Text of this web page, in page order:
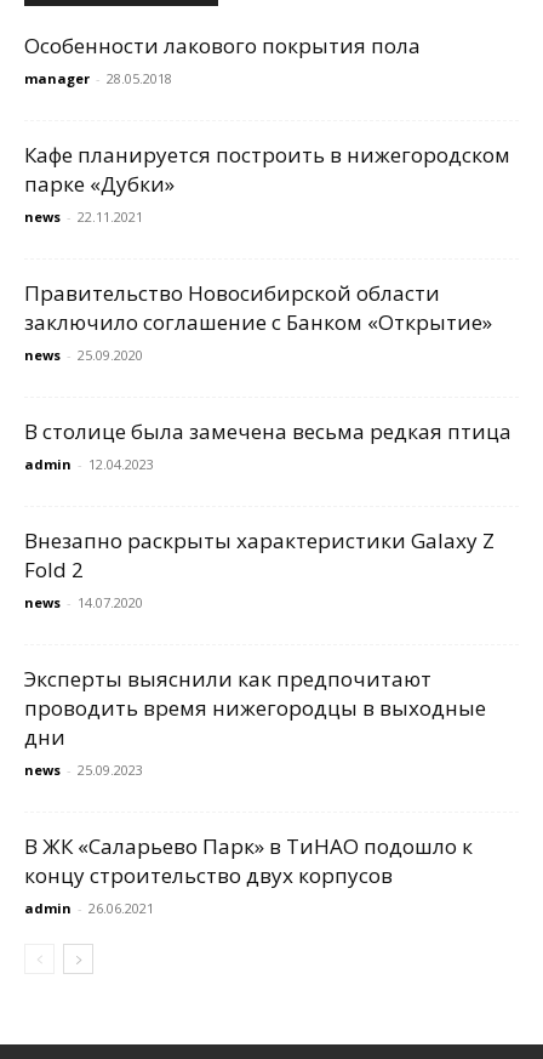
Особенности лакового покрытия пола
manager - 28.05.2018
Кафе планируется построить в нижегородском
парке «Дубки»
news - 22.11.2021
Правительство Новосибирской области
заключило соглашение с Банком «Открытие»
news - 25.09.2020
В столице была замечена весьма редкая птица
admin - 12.04.2023
Внезапно раскрыты характеристики Galaxy Z
Fold 2
news - 14.07.2020
Эксперты выяснили как предпочитают
проводить время нижегородцы в выходные
дни
news - 25.09.2023
В ЖК «Саларьево Парк» в ТиНАО подошло к
концу строительство двух корпусов
admin - 26.06.2021